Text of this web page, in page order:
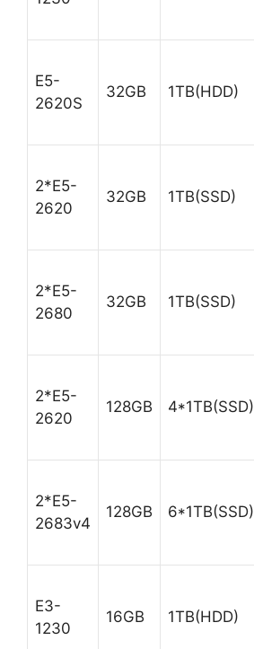
E5-
2620S
32GB 1TB(HDD)
2*E5-
2620
32GB 1TB(SSD)
2*E5-
2680
32GB 1TB(SSD)
2*E5-
2620
128GB 4*1TB(SSD)
2*E5-
2683v4
128GB 6*1TB(SSD)
E3-
1230
16GB 1TB(HDD)